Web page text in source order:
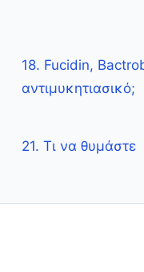
18. Fucidin,
αντιμυκητιασικό;
21. Τι να θυμάστε